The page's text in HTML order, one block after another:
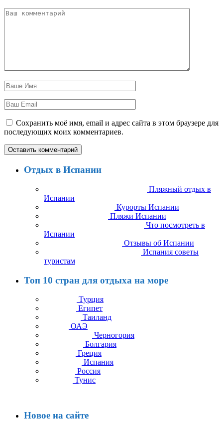
Сохранить моё имя, email и адрес сайта в этом браузере для
последующих моих комментариев.
Отдых в Испании
Пляжный отдых в
Испании
Курорты Испании
Пляжи Испании
Что посмотреть в
Испании
Отзывы об Испании
Испания советы
туристам
Топ 10 стран для отдыха на море
Турция
Египет
Таиланд
ОАЭ
Черногория
Болгария
Греция
Испания
Россия
Тунис
Новое на сайте